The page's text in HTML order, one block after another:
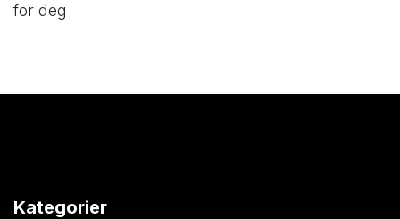
for deg
Kategorier